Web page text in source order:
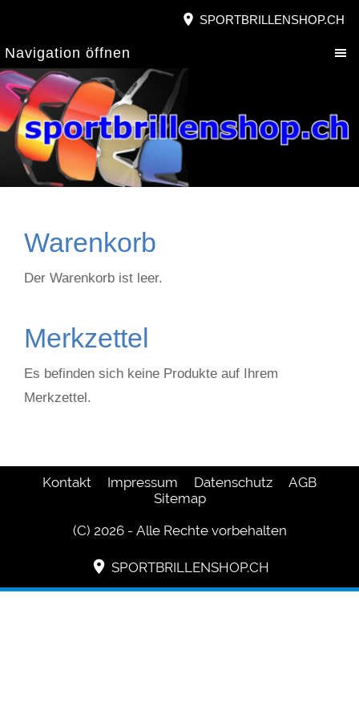
SPORTBRILLENSHOP.CH
Navigation öffnen
Warenkorb
Der Warenkorb ist leer.
Merkzettel
Es befinden sich keine Produkte auf Ihrem
Merkzettel.
Kontakt Impressum Datenschutz
AGB
Sitemap
(C) 2026 - Alle Rechte vorbehalten
SPORTBRILLENSHOP.CH